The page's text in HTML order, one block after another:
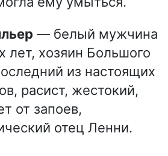
— белый мужчина
лет, хозяин Большого
из настоящих
расист, жестокий,
от запоев,
отец Ленни.